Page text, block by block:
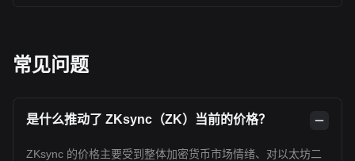
常见问题
是什么推动了 ZKsync（ZK）当前的价格？
ZKsync 的价格主要受到整体加密货币市场情绪、对以太坊二